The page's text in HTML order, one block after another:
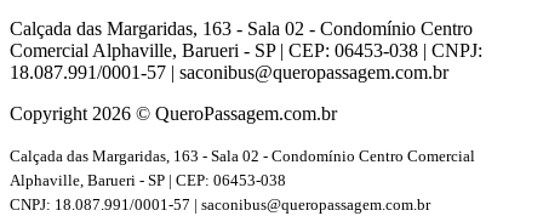
Calçada das Margaridas, 163 - Sala 02 - Condomínio Centro
Comercial Alphaville, Barueri - SP | CEP: 06453-038 | CNPJ:
18.087.991/0001-57 | saconibus@queropassagem.com.br
Copyright 2026 © QueroPassagem.com.br
Calçada das Margaridas, 163 - Sala 02 - Condomínio Centro Comercial
Alphaville, Barueri - SP | CEP: 06453-038
CNPJ: 18.087.991/0001-57 | saconibus@queropassagem.com.br